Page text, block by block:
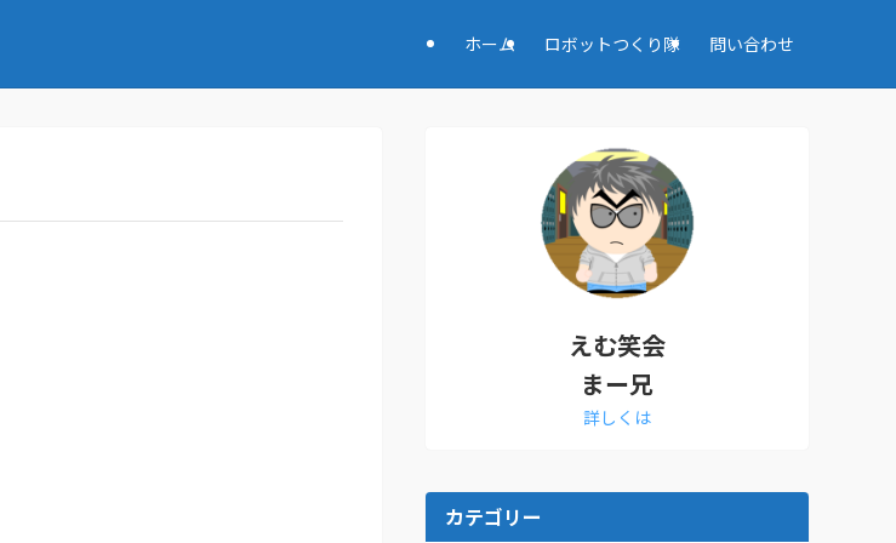
ホーム ロボットつくり隊 問い合わせ
えむ笑会
まー兄
詳しくは
カテゴリー